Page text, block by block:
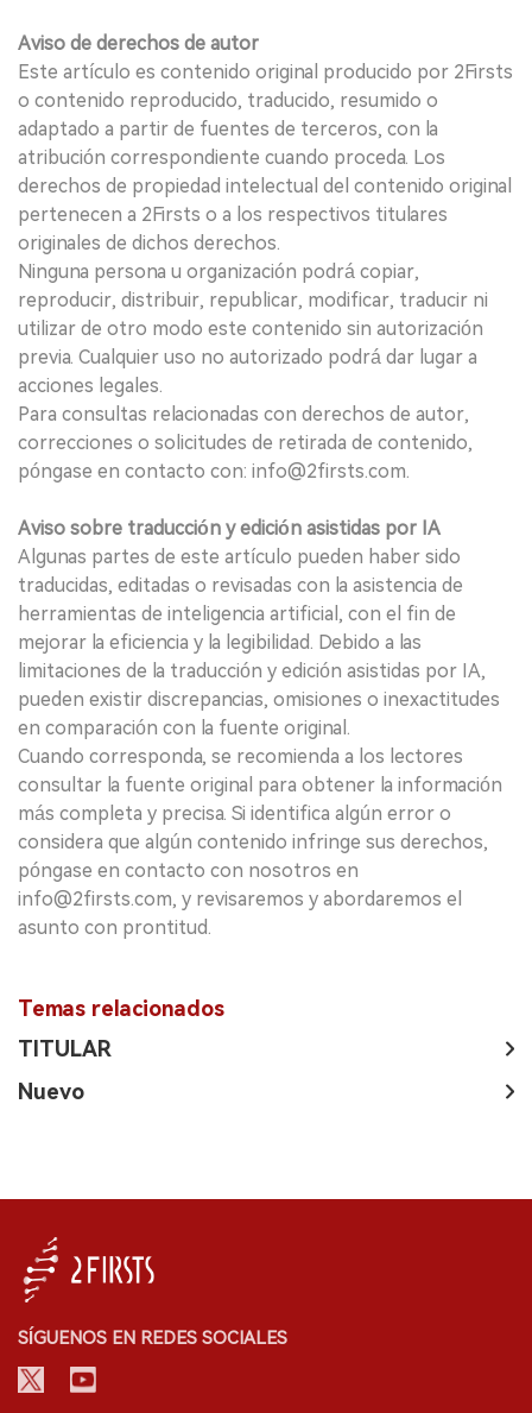
Aviso de derechos de autor
Este artículo es contenido original producido por 2Firsts
o contenido reproducido, traducido, resumido o
adaptado a partir de fuentes de terceros, con la
atribución correspondiente cuando proceda. Los
derechos de propiedad intelectual del contenido original
pertenecen a 2Firsts o a los respectivos titulares
originales de dichos derechos.
Ninguna persona u organización podrá copiar,
reproducir, distribuir, republicar, modificar, traducir ni
utilizar de otro modo este contenido sin autorización
previa. Cualquier uso no autorizado podrá dar lugar a
acciones legales.
Para consultas relacionadas con derechos de autor,
correcciones o solicitudes de retirada de contenido,
póngase en contacto con: info@2firsts.com.
Aviso sobre traducción y edición asistidas por IA
Algunas partes de este artículo pueden haber sido
traducidas, editadas o revisadas con la asistencia de
herramientas de inteligencia artificial, con el fin de
mejorar la eficiencia y la legibilidad. Debido a las
limitaciones de la traducción y edición asistidas por IA,
pueden existir discrepancias, omisiones o inexactitudes
en comparación con la fuente original.
Cuando corresponda, se recomienda a los lectores
consultar la fuente original para obtener la información
más completa y precisa. Si identifica algún error o
considera que algún contenido infringe sus derechos,
póngase en contacto con nosotros en
info@2firsts.com, y revisaremos y abordaremos el
asunto con prontitud.
Temas relacionados
TITULAR
Nuevo
SÍGUENOS EN REDES SOCIALES